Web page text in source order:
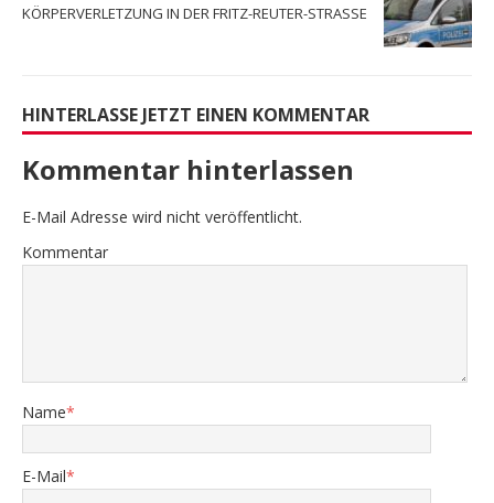
KÖRPERVERLETZUNG IN DER FRITZ-REUTER-STRASSE
HINTERLASSE JETZT EINEN KOMMENTAR
Kommentar hinterlassen
E-Mail Adresse wird nicht veröffentlicht.
Kommentar
Name*
E-Mail*